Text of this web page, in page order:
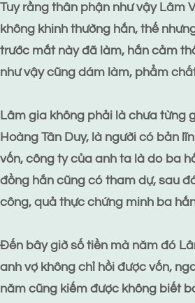
Tuy rằng thân phận như vậy Lâm
không khinh thường hắn, thế
trước mắt này đã làm, hắn cảm
như vậy cũng dám làm, phẩm
Lâm gia không phải là chưa từng
Hoàng Tân Duy, là người có bản
vốn, công ty của anh ta là do ba
đồng hắn cũng có tham dự, sau
công, quả thực chứng minh ba
Đến bây giờ số tiền mà năm đó
anh vợ không chỉ hồi được vốn,
năm cũng kiếm được không biết